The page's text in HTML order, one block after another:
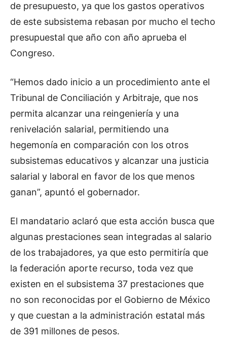
de presupuesto, ya que los gastos operativos
de este subsistema rebasan por mucho el techo
presupuestal que año con año aprueba el
Congreso.
“Hemos dado inicio a un procedimiento ante el
Tribunal de Conciliación y Arbitraje, que nos
permita alcanzar una reingeniería y una
renivelación salarial, permitiendo una
hegemonía en comparación con los otros
subsistemas educativos y alcanzar una justicia
salarial y laboral en favor de los que menos
ganan”, apuntó el gobernador.
El mandatario aclaró que esta acción busca que
algunas prestaciones sean integradas al salario
de los trabajadores, ya que esto permitiría que
la federación aporte recurso, toda vez que
existen en el subsistema 37 prestaciones que
no son reconocidas por el Gobierno de México
y que cuestan a la administración estatal más
de 391 millones de pesos.